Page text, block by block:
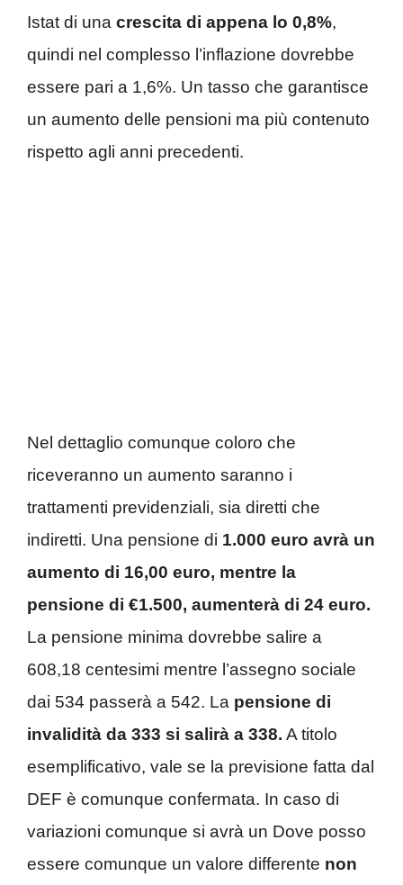
Istat di una crescita di appena lo 0,8%,
quindi nel complesso l’inflazione dovrebbe
essere pari a 1,6%. Un tasso che garantisce
un aumento delle pensioni ma più contenuto
rispetto agli anni precedenti.
Nel dettaglio comunque coloro che
riceveranno un aumento saranno i
trattamenti previdenziali, sia diretti che
indiretti. Una pensione di 1.000 euro avrà un
aumento di 16,00 euro, mentre la
pensione di €1.500, aumenterà di 24 euro.
La pensione minima dovrebbe salire a
608,18 centesimi mentre l’assegno sociale
dai 534 passerà a 542. La pensione di
invalidità da 333 si salirà a 338. A titolo
esemplificativo, vale se la previsione fatta dal
DEF è comunque confermata. In caso di
variazioni comunque si avrà un Dove posso
essere comunque un valore differente non